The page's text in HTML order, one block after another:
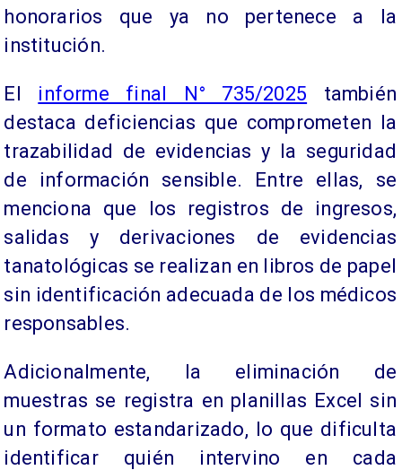
honorarios que ya no pertenece a la
institución.
El informe final N° 735/2025 también
destaca deficiencias que comprometen la
trazabilidad de evidencias y la seguridad
de información sensible. Entre ellas, se
menciona que los registros de ingresos,
salidas y derivaciones de evidencias
tanatológicas se realizan en libros de papel
sin identificación adecuada de los médicos
responsables.
Adicionalmente, la eliminación de
muestras se registra en planillas Excel sin
un formato estandarizado, lo que dificulta
identificar quién intervino en cada